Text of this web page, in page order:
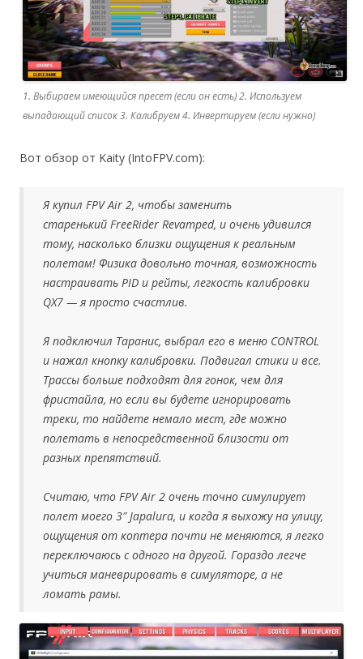
1. Выбираем имеющийся пресет (если он есть) 2. Используем
выпадающий список 3. Калибруем 4. Инвертируем (если нужно)
Вот обзор от Kaity (IntoFPV.com):
Я купил FPV Air 2, чтобы заменить
старенький FreeRider Revamped, и очень удивился
тому, насколько близки ощущения к реальным
полетам! Физика довольно точная, возможность
настраивать PID и рейты, легкость калибровки
QX7 — я просто счастлив.
Я подключил Таранис, выбрал его в меню CONTROL
и нажал кнопку калибровки. Подвигал стики и все.
Трассы больше подходят для гонок, чем для
фристайла, но если вы будете игнорировать
треки, то найдете немало мест, где можно
полетать в непосредственной близости от
разных препятствий.
Считаю, что FPV Air 2 очень точно симулирует
полет моего 3″ Japalura, и когда я выхожу на улицу,
ощущения от коптера почти не меняются, я легко
переключаюсь с одного на другой. Гораздо легче
учиться маневрировать в симуляторе, а не
ломать рамы.